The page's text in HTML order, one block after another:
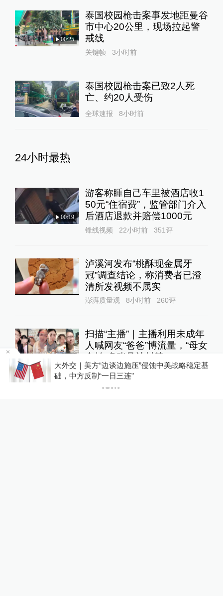
00:25
泰国校园枪击案事发地距曼谷
市中心20公里，现场拉起警
戒线
关键帧 3小时前
泰国校园枪击案已致2人死
亡、约20人受伤
全球速报 8小时前
24小时最热
00:19
游客称睡自己车里被酒店收1
50元“住宿费”，监管部门介入
后酒店退款并赔偿1000元
锋线视频 22小时前 351评
泸溪河发布“桃酥现金属牙
冠”调查结论，称消费者已澄
清所发视频不属实
澎湃质量观 8小时前 260评
扫描“主播”｜主播利用未成年
人喊网友“爸爸”博流量，“母女
合拍”多账号被封禁
直击现场 9小时前 150 评
大外交｜美方“边谈边施压”侵蚀中美战略稳定基
础，中方反制“一日三连”